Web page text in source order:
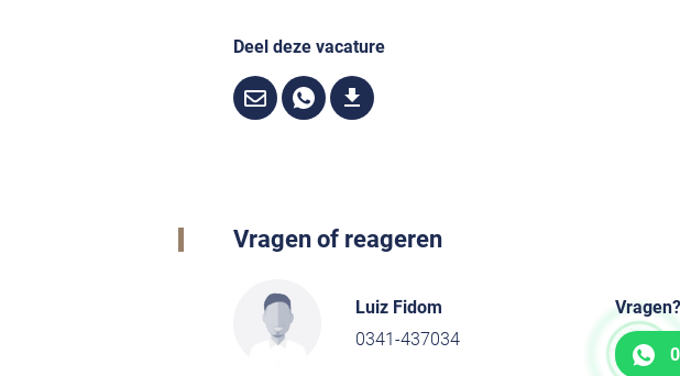
Deel deze vacature
Vragen of reageren
Luiz Fidom
0341-437034